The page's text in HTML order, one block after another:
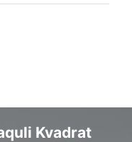
Kvadrat